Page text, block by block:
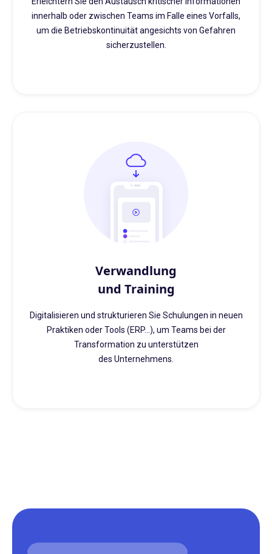
innerhalb oder zwischen Teams im Falle eines Vorfalls,
um die Betriebskontinuität angesichts von Gefahren
sicherzustellen.
Verwandlung
und Training
Digitalisieren und strukturieren Sie Schulungen in neuen
Praktiken oder Tools (ERP...), um Teams bei der
Transformation zu unterstützen
des Unternehmens.